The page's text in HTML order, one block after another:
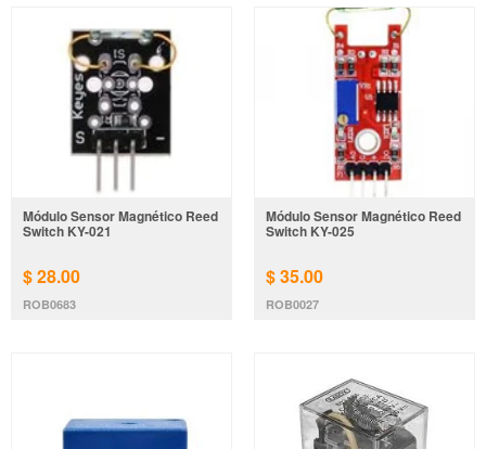
Módulo Sensor Magnético Reed
Switch KY-021
$ 28.00
ROB0683
Módulo Sensor Magnético Reed
Switch KY-025
$ 35.00
ROB0027